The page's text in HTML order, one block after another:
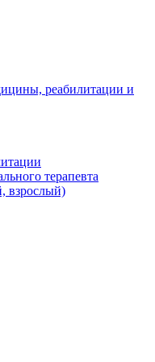
реабилитации и
терапевта
взрослый)